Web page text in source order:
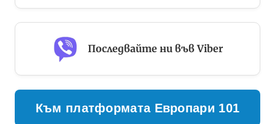
Последвайте ни във Viber
Към платформата Европари 101